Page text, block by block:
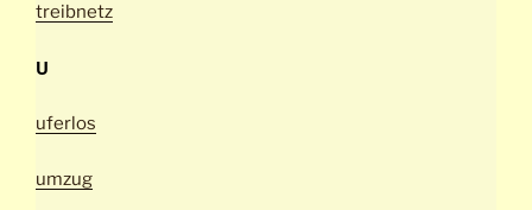
treibnetz
U
uferlos
umzug